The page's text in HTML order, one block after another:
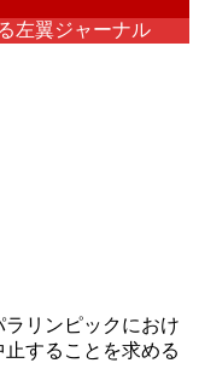
左翼ジャーナル
リンピックにおけ
することを求める